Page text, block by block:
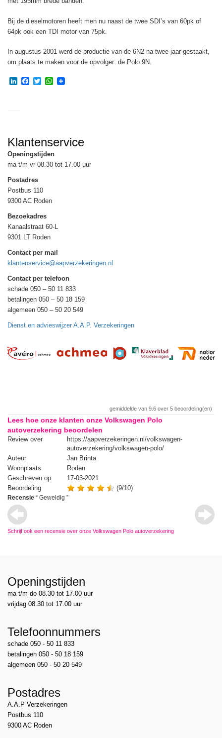
Bij de dieselmotoren heeft men nu naast de twee SDI’s van 60pk of
64pk ook een TDI motor van 75pk.
In augustus 2001 werd de productie van de 6N2 na twee jaar gestaakt,
om plaats te maken voor de opvolger: de Polo 9N.
LinkedIn
Facebook
TwitterWhatsApp
Klantenservice
Openingstijden
ma t/m vr 08.30 tot 17.00 uur
Postadres
Postbus 110
9300 AC Roden
Bezoekadres
Kanaalstraat 60-L
9301 LT Roden
Contact per mail
klantenservice@aapverzekeringen.nl
Contact per telefoon
schade 050 – 50 11 833
betalingen 050 – 50 18 159
algemeen 050 – 50 20 549
Dienst en advieswijzer A.A.P. Verzekeringen
Lees hoe onze klanten onze Volkswagen Polo
autoverzekering beoordelen
Review over
https://aapverzekeringen.nl/volkswagen-
autoverzekering/volkswagen-polo/
Auteur
Jan Brinta
Woonplaats
Roden
Geschreven op
17-03-2021
Beoordeling
(9/10)
Recensie “ Geweldig ”
gemiddelde van 9.6 over 5 beoordeling(en)
Schrijf ook een recensie over onze Volkswagen Polo autoverzekering
Openingstijden
ma t/m do 08.30 tot 17.00 uur
vrijdag 08.30 tot 17.00 uur
Telefoonnummers
schade 050 - 50 11 833
betalingen 050 - 50 18 159
algemeen 050 - 50 20 549
Postadres
A.A.P Verzekeringen
Postbus 110
9300 AC Roden